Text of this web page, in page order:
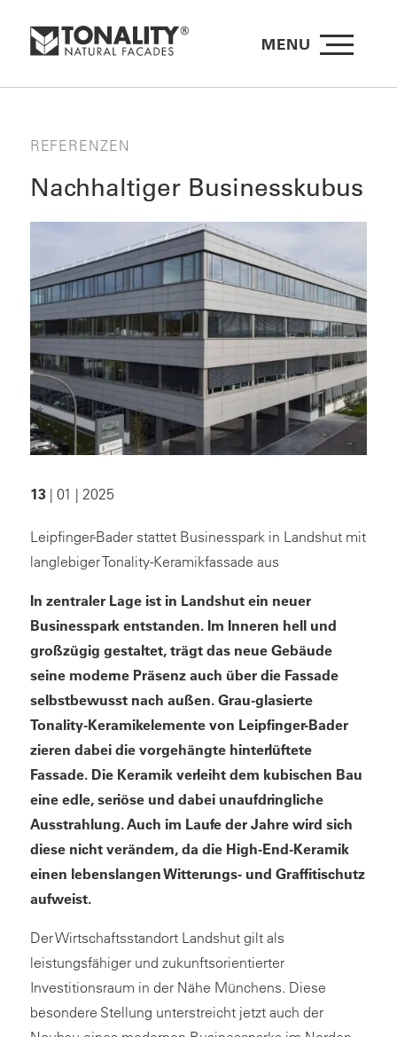
MENU
REFERENZEN
Nachhaltiger Businesskubus
13 | 01 | 2025
Leipfinger-Bader stattet Businesspark in Landshut mit
langlebiger Tonality-Keramikfassade aus
In zentraler Lage ist in Landshut ein neuer
Businesspark entstanden. Im Inneren hell und
großzügig gestaltet, trägt das neue Gebäude
seine moderne Präsenz auch über die Fassade
selbstbewusst nach außen. Grau-glasierte
Tonality-Keramikelemente von Leipfinger-Bader
zieren dabei die vorgehängte hinterlüftete
Fassade. Die Keramik verleiht dem kubischen Bau
eine edle, seriöse und dabei unaufdringliche
Ausstrahlung. Auch im Laufe der Jahre wird sich
diese nicht verändern, da die High-End-Keramik
einen lebenslangen Witterungs- und Graffitischutz
aufweist.
Der Wirtschaftsstandort Landshut gilt als
leistungsfähiger und zukunftsorientierter
Investitionsraum in der Nähe Münchens. Diese
besondere Stellung unterstreicht jetzt auch der